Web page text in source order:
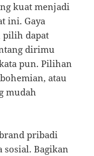
kuat menjadi
ini. Gaya
pilih dapat
dirimu
pun. Pilihan
atau
mudah
pribadi
sosial. Bagikan